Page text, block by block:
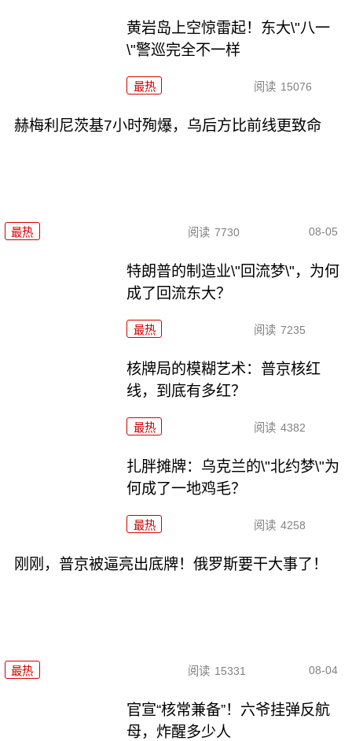
黄岩岛上空惊雷起！东大\"八一
\"警巡完全不一样
最热 阅读 15076
赫梅利尼茨基7小时殉爆，乌后方比前线更致命
最热 阅读 7730 08-05
特朗普的制造业\"回流梦\"，为何
成了回流东大？
最热 阅读 7235
核牌局的模糊艺术：普京核红
线，到底有多红？
最热 阅读 4382
扎胖摊牌：乌克兰的\"北约梦\"为
何成了一地鸡毛？
最热 阅读 4258
刚刚，普京被逼亮出底牌！俄罗斯要干大事了！
最热 阅读 15331 08-04
官宣“核常兼备”！六爷挂弹反航
母，炸醒多少人